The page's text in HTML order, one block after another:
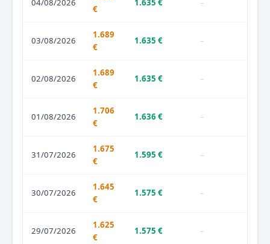
04/08/2026
€
1.635 € –
03/08/2026
1.689
€
1.635 € –
02/08/2026
1.689
€
1.635 € –
01/08/2026
1.706
€
1.636 € –
31/07/2026
1.675
€
1.595 € –
30/07/2026
1.645
€
1.575 € –
29/07/2026
1.625
€
1.575 € –